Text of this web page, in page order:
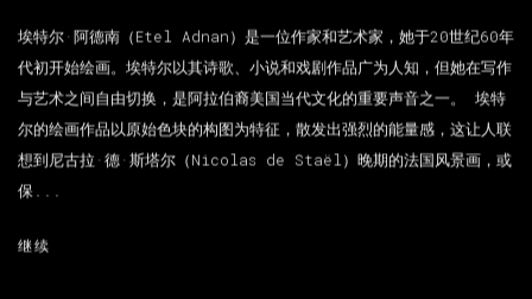
埃特尔·阿德南（Etel Adnan）是一位作家和艺术家，她于20世纪60年
代初开始绘画。埃特尔以其诗歌、小说和戏剧作品广为人知，但她在写作
与艺术之间自由切换，是阿拉伯裔美国当代文化的重要声音之一。 埃特
尔的绘画作品以原始色块的构图为特征，散发出强烈的能量感，这让人联
想到尼古拉·德·斯塔尔（Nicolas de Staël）晚期的法国风景画，或
保...
继续